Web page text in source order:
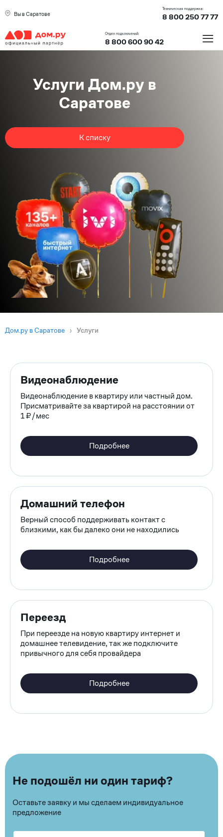
Вы в Саратове
Техническая поддержка:
8 800 250 77 77
Отдел подключений:
8 800 600 90 42 ≡
Услуги Дом.ру в
Саратове
К списку
Дом.ру в Саратове › Услуги
Список
услуг
Видеонаблюдение
Видеонаблюдение в квартиру или частный дом.
Присматривайте за квартирой на расстоянии от
1 ₽/мес
Подробнее
Домашний телефон
Верный способ поддерживать контакт с
близкими, как бы далеко они не находились
Подробнее
Переезд
При переезде на новую квартиру интернет и
домашнее телевидение, так же подключите
привычного для себя провайдера
Подробнее
Не подошёл ни один тариф?
Оставьте заявку и мы сделаем индивидуальное
предложение